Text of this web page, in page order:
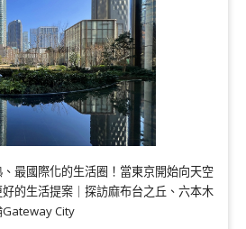
最國際化的生活圈！當東京開始向天空
的生活提案｜探訪麻布台之丘、六本木
Gateway City